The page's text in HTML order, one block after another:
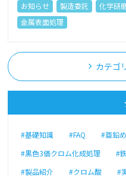
お知らせ 製造委託 化学研
金属表面処理
カテゴ
#基礎知識 #FAQ #亜鉛
#黒色3価クロム化成処理
#鉄
#製品紹介
#クロム酸 #